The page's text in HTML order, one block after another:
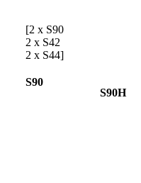
[2 x S90
2 x S42
2 x S44]
S90
S90H